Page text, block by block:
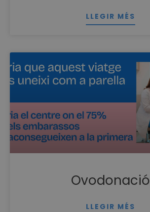
LLEGIR MÉS
Ovodonació
LLEGIR MÉS